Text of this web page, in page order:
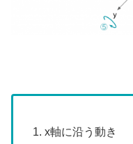
x軸に沿う動き